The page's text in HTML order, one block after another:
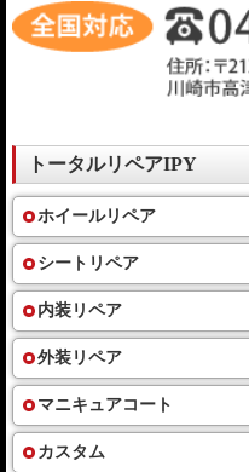
トータルリペアIPY
ホイールリペア
シートリペア
内装リペア
外装リペア
マニキュアコート
カスタム